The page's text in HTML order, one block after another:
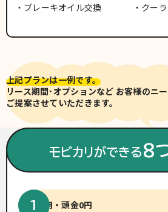
ブレーキオイル交換
クー
上記プランは一例です。
リース期間･オプションなど お客様のニ
ご提案させていただきます。
※車両写真は有料色(別途費用)
の場合がございます。
モビカリができる 8
初期費用・頭金0円